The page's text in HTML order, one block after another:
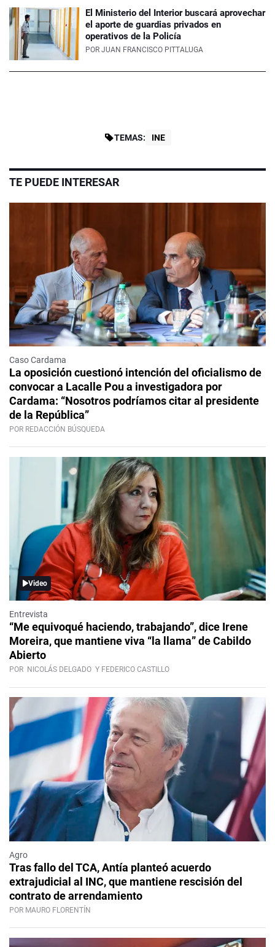
El Ministerio del Interior buscará aprovechar
el aporte de guardias privados en
operativos de la Policía
POR JUAN FRANCISCO PITTALUGA
TEMAS: INE
TE PUEDE INTERESAR
Caso Cardama
La oposición cuestionó intención del oficialismo de
convocar a Lacalle Pou a investigadora por
Cardama: “Nosotros podríamos citar al presidente
de la República”
POR REDACCIÓN BÚSQUEDA
Video
Entrevista
“Me equivoqué haciendo, trabajando”, dice Irene
Moreira, que mantiene viva “la llama” de Cabildo
Abierto
POR NICOLÁS DELGADO Y FEDERICO CASTILLO
Agro
Tras fallo del TCA, Antía planteó acuerdo
extrajudicial al INC, que mantiene rescisión del
contrato de arrendamiento
POR MAURO FLORENTÍN